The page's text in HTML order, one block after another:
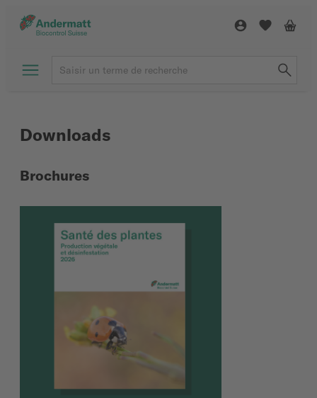
Downloads
Brochures